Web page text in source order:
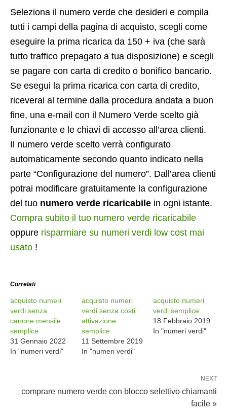
Seleziona il numero verde che desideri e compila
tutti i campi della pagina di acquisto, scegli come
eseguire la prima ricarica da 150 + iva (che sarà
tutto traffico prepagato a tua disposizione) e scegli
se pagare con carta di credito o bonifico bancario.
Se esegui la prima ricarica con carta di credito,
riceverai al termine dalla procedura andata a buon
fine, una e-mail con il Numero Verde scelto già
funzionante e le chiavi di accesso all’area clienti.
Il numero verde scelto verrà configurato
automaticamente secondo quanto indicato nella
parte “Configurazione del numero”. Dall’area clienti
potrai modificare gratuitamente la configurazione
del tuo numero verde ricaricabile in ogni istante.
Compra subito il tuo numero verde ricaricabile
oppure risparmiare su numeri verdi low cost mai
usato !
Correlati
acquisto numeri
verdi senza
canone mensile
semplice
31 Gennaio 2022
In "numeri verdi"
acquisto numeri
verdi senza costi
attivazione
semplice
11 Settembre 2019
In "numeri verdi"
acquisto numeri
verdi semplice
18 Febbraio 2019
In "numeri verdi"
NEXT
comprare numero verde con blocco selettivo chiamanti
facile »